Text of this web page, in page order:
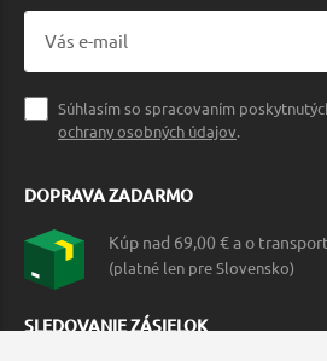
Súhlasím so spracovaním
ochrany osobných údajov.
DOPRAVA ZADARMO
Kúp nad 69,00 € a o
(platné len pre Slovensko)
SLEDOVANIE ZÁSIELOK